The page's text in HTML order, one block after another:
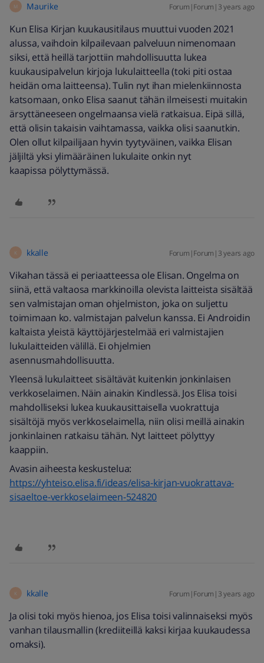
M Maurike Forum|Forum|3 years ago
Kun Elisa Kirjan kuukausitilaus muuttui vuoden 2021
alussa, vaihdoin kilpailevaan palveluun nimenomaan
siksi, että heillä tarjottiin mahdollisuutta lukea
kuukausipalvelun kirjoja lukulaitteella (toki piti ostaa
heidän oma laitteensa). Tulin nyt ihan mielenkiinnosta
katsomaan, onko Elisa saanut tähän ilmeisesti muitakin
ärsyttäneeseen ongelmaansa vielä ratkaisua. Eipä sillä,
että olisin takaisin vaihtamassa, vaikka olisi saanutkin.
Olen ollut kilpailijaan hyvin tyytyväinen, vaikka Elisan
jäljiltä yksi ylimääräinen lukulaite onkin nyt
kaapissa pölyttymässä.
K kkalle Forum|Forum|3 years ago
Vikahan tässä ei periaatteessa ole Elisan. Ongelma on
siinä, että valtaosa markkinoilla olevista laitteista sisältää
sen valmistajan oman ohjelmiston, joka on suljettu
toimimaan ko. valmistajan palvelun kanssa. Ei Androidin
kaltaista yleistä käyttöjärjestelmää eri valmistajien
lukulaitteiden välillä. Ei ohjelmien
asennusmahdollisuutta.
Yleensä lukulaitteet sisältävät kuitenkin jonkinlaisen
verkkoselaimen. Näin ainakin Kindlessä. Jos Elisa toisi
mahdolliseksi lukea kuukausittaisella vuokrattuja
sisältöjä myös verkkoselaimella, niin olisi meillä ainakin
jonkinlainen ratkaisu tähän. Nyt laitteet pölyttyy
kaappiin.
Avasin aiheesta keskustelua:
https://yhteiso.elisa.fi/ideas/elisa-kirjan-vuokrattava-
sisaeltoe-verkkoselaimeen-524820
K kkalle Forum|Forum|3 years ago
Ja olisi toki myös hienoa, jos Elisa toisi valinnaiseksi myös
vanhan tilausmallin (krediiteillä kaksi kirjaa kuukaudessa
omaksi).